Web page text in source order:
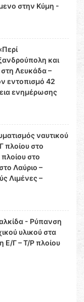
στην Κύμη -
και
Λευκάδα –
εντοπισμό 42
ενημέρωσης
ναυτικού
πλοίου στο
στο
Λαύριο –
Λιμένες –
- Ρύπανση
υλικού στα
Ε/Γ – Τ/Ρ πλοίου